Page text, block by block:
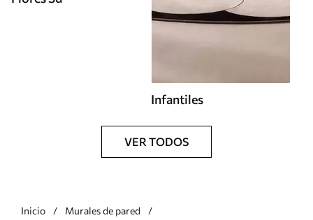
Infantiles
VER TODOS
Inicio
Murales de pared